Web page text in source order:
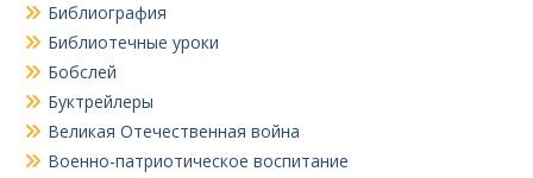
Библиография
Библиотечные уроки
Бобслей
Буктрейлеры
Великая Отечественная война
Военно-патриотическое воспитание